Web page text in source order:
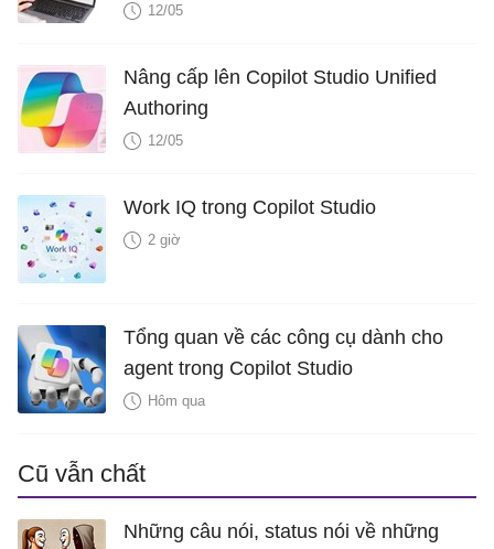
12/05
Nâng cấp lên Copilot Studio Unified
Authoring
12/05
Work IQ trong Copilot Studio
2 giờ
Tổng quan về các công cụ dành cho
agent trong Copilot Studio
Hôm qua
Cũ vẫn chất
Những câu nói, status nói về những